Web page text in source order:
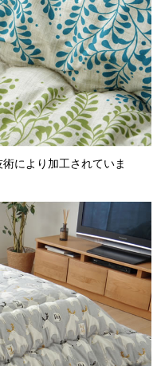
により加工されていま